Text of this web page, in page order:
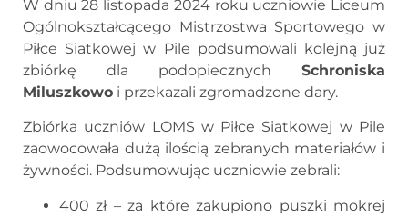
W dniu 28 listopada 2024 roku uczniowie Liceum
Ogólnokształcącego Mistrzostwa Sportowego w
Piłce Siatkowej w Pile podsumowali kolejną już
zbiórkę dla podopiecznych Schroniska
Miluszkowo i przekazali zgromadzone dary.
Zbiórka uczniów LOMS w Piłce Siatkowej w Pile
zaowocowała dużą ilością zebranych materiałów i
żywności. Podsumowując uczniowie zebrali:
400 zł – za które zakupiono puszki mokrej